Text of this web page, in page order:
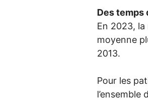
Des temps
En 2023, la
moyenne
2013.
Pour les